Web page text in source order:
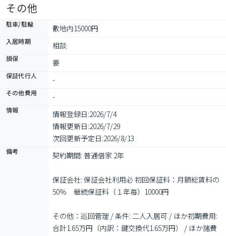
その他
駐車/駐輪 敷地内15000円
入居時期 相談
損保 要
保証代行人 -
その他費用 -
情報 情報登録日:2026/7/4
情報更新日:2026/7/29
次回更新予定日:2026/8/13
備考 契約期間: 普通借家 2年
保証会社: 保証会社利用必 初回保証料：月額総賃料の
50％　継続保証料（１年毎）10000円
その他：巡回管理 / 条件: 二人入居可 / ほか初期費用:
合計1.65万円（内訳：鍵交換代1.65万円） / ほか諸費